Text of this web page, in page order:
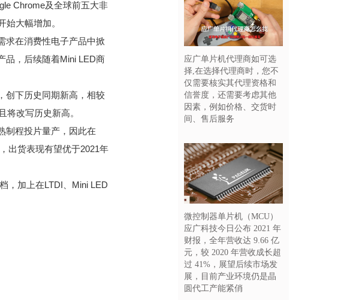
Chrome及全球前五大非
大幅增加。
求在消费性电子产品中掀
品，后续随着Mini LED商
创下历史同期新高，相较
将改写历史新高。
制程投片量产，因此在
出货表现有望优于2021年
，加上在LTDI、Mini LED
应广单片机代理商如可选
择,在选择代理商时，您不
仅需要核实其代理资格和
信誉度，还需要考虑其他
因素，例如价格、交货时
间、售后服务
微控制器单片机（MCU）
应广科技今日公布 2021 年
财报，全年营收达 9.66 亿
元，较 2020 年营收成长超
过 41%，展望后续市场发
展，目前产业环境仍是晶
圆代工产能紧俏